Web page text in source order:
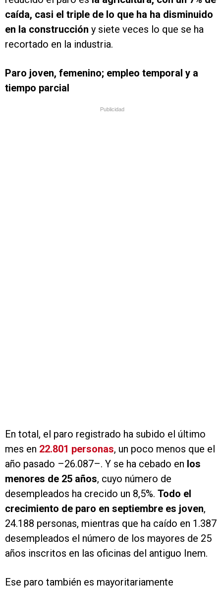
caída, casi el triple de lo que ha ha disminuido
en la construcción y siete veces lo que se ha
recortado en la industria.
Paro joven, femenino; empleo temporal y a
tiempo parcial
Publicidad
En total, el paro registrado ha subido el último
mes en 22.801 personas, un poco menos que el
año pasado –26.087–. Y se ha cebado en los
menores de 25 años, cuyo número de
desempleados ha crecido un 8,5%. Todo el
crecimiento de paro en septiembre es joven,
24.188 personas, mientras que ha caído en 1.387
desempleados el número de los mayores de 25
años inscritos en las oficinas del antiguo Inem.
Ese paro también es mayoritariamente